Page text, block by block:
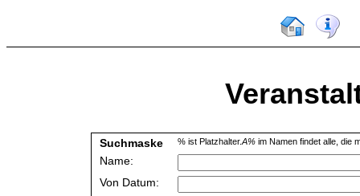
Suchmaske % ist Platzhalter.A% im Namen findet alle, die
Name:
Von Datum: